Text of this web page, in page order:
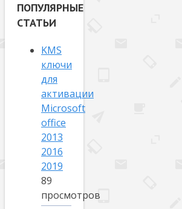
ПОПУЛЯРНЫЕ
СТАТЬИ
KMS
ключи
для
активации
Microsoft
office
2013
2016
2019
89
просмотров